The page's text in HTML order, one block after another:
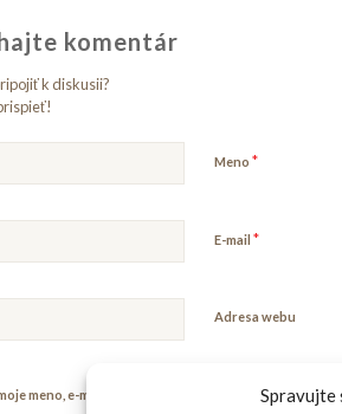
Spravujte
komentár
k diskusii?
Meno *
E-mail *
Adresa webu
meno, e-mail a webovú stránku v tomto